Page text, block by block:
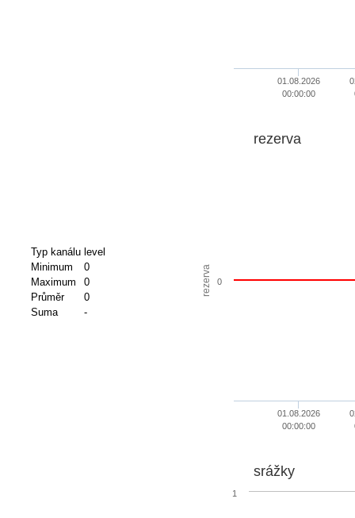
01.08.2026
00:00:00
Typ kanálu level
Minimum
0
Maximum
0
Průměr
0
Suma
-
rezerva
rezerva
01.08.2026
00:00:00
0
srážky
1